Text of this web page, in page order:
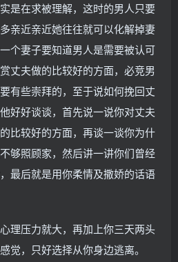
是在求被理解，这时的男人只要
亲近亲近她往往就可以化解掉妻
个妻子要知道男人是需要被认可
丈夫做的比较好的方面，必竞男
有些崇拜的，至于说如何挽回丈
好好谈谈，首先说一说你对丈夫
比较好的方面，再谈一谈你为什
够照顾家，然后讲一讲你们曾经
最后就是用你柔情及撒娇的话语
理压力就大，再加上你三天两头
觉，只好选择从你身边逃离。